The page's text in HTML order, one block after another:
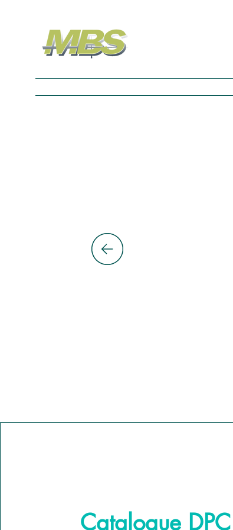
Catalogue